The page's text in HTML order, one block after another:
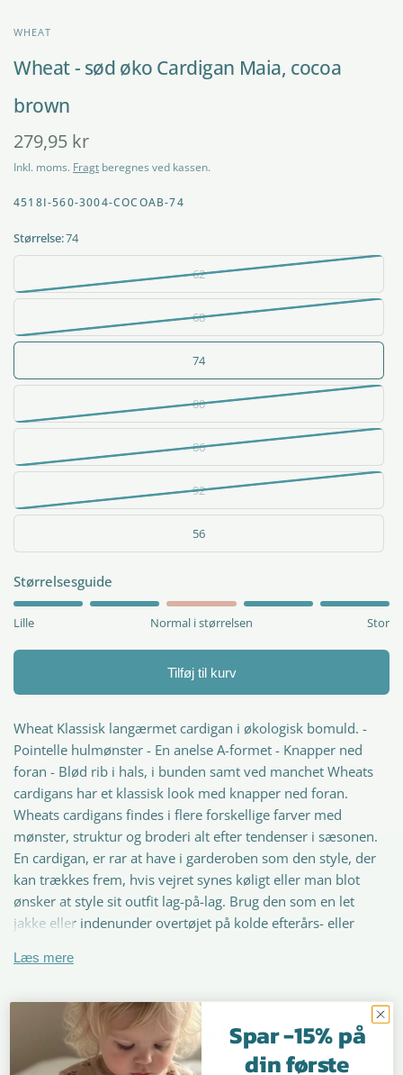
WHEAT
Wheat - sød øko Cardigan Maia, cocoa
brown
279,95 kr
Inkl. moms. Fragt beregnes ved kassen.
4518I-560-3004-COCOAB-74
Størrelse:74
62
68
74
80
86
92
56
Størrelsesguide
Lille Normal i størrelsen Stor
Tilføj til kurv
Wheat Klassisk langærmet cardigan i økologisk bomuld. -
Pointelle hulmønster - En anelse A-formet - Knapper ned
foran - Blød rib i hals, i bunden samt ved manchet Wheats
cardigans har et klassisk look med knapper ned foran.
Wheats cardigans findes i flere forskellige farver med
mønster, struktur og broderi alt efter tendenser i sæsonen.
En cardigan, er rar at have i garderoben som den style, der
kan trækkes frem, hvis vejret synes køligt eller man blot
ønsker at style sit outfit lag-på-lag. Brug den som en let
jakke eller indenunder overtøjet på kolde efterårs- eller
Det danske mærke Wheat har stærke, skandinaviske
designtraditioner, og et af de skarpeste designparametre er
de unikke, håndtegnede signaturprints, som sæson efter
sæson ses i kollektionerne. Sammen med den høje kvalitet
Læs mere
Vores skønne kunderSpar -15% på
din første